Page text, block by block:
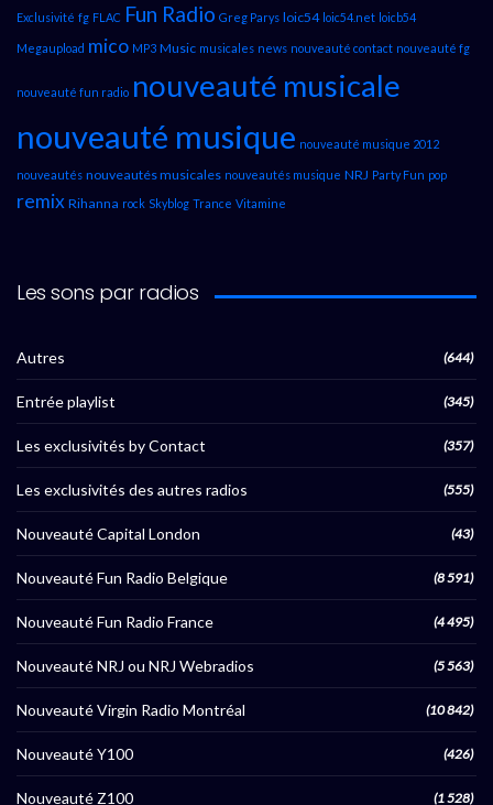
Exclusivité fg FLAC Fun Radio Greg Parys loic54 loic54.net loicb54
Megaupload mico MP3 Music musicales news nouveauté contact nouveauté fg
nouveauté fun radio nouveauté musicale
nouveauté musique nouveauté musique 2012
nouveautés nouveautés musicales nouveautés musique NRJ Party Fun pop
remix Rihanna rock Skyblog Trance Vitamine
Les sons par radios
Autres (644)
Entrée playlist (345)
Les exclusivités by Contact (357)
Les exclusivités des autres radios (555)
Nouveauté Capital London (43)
Nouveauté Fun Radio Belgique (8 591)
Nouveauté Fun Radio France (4 495)
Nouveauté NRJ ou NRJ Webradios (5 563)
Nouveauté Virgin Radio Montréal (10 842)
Nouveauté Y100 (426)
Nouveauté Z100 (1 528)